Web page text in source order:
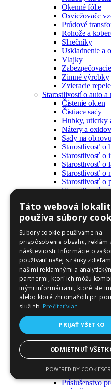
Okenné fólie
Osviežovače
Prúdové
Rohože a
Slnečníky
Uskladnenie a
Vlajky
Zimné výrobky
Zvieracie
Starostlivostí o auto a
Čistenie okien
Čistiace sady
Hubky, utierky
Nátery a
Sady na
Starostlivosť o
Starostlivosť o
Starostlivosť o
Starostlivosť o
Starostlivosť o
Starostlivosť o
Batohy a tašky
Kľúčenky
Oblečenie
Zmývateľné
Domáci majster a nástroje
Elektrické zapojenie
Časové spínače
Diferenciálne
Domové
Elektrické káble
Káble
Káblové
Monitory
Nástenné dosky
Nástroje a
Podávače
Príruby
Príslušenstvo
Táto webová
používa súbory
Súbory cookie používame na
prispôsobenie obsahu, reklám
návštevnosti. Informácie o
používaní našej stránky
našimi reklamnými a
partnermi, ktorí ich môžu
inými informáciami, ktoré ste
alebo ktoré zhromaždili pri
služieb. Prečítať viac
PRIJAŤ VŠETKO
ODMIETNUŤ
POWERED BY